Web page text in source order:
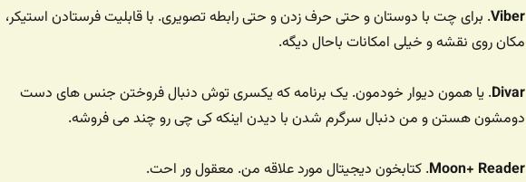
Viber. برای چت با دوستان و حتی حرف زدن و حتی رابطه تصویری. با قابلیت فرستادن استیکر،
مکان روی نقشه و خیلی امکانات باحال دیگه.
Divar. یا همون دیوار خودمون. یک برنامه که یکسری توش دنبال فروختن جنس های دست
دومشون هستن و من دنبال سرگرم شدن با دیدن اینکه کی چی رو چند می فروشه.
Moon+ Reader. کتابخون دیجیتال مورد علاقه من. معقول ور احت.